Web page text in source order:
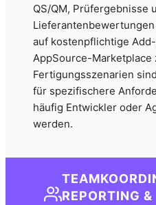
QS/QM, Prüfergebnisse
auf kostenpflichtige
AppSource-Marketplace
Fertigungsszenarien
für spezifischere
häufig Entwickler oder
werden.
REPORTING &